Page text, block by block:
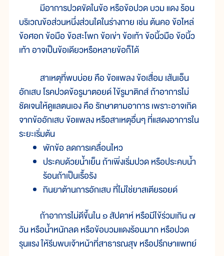
มีอาการปวดขัดในข้อ หรือข้อปวด บวม แดง ร้อน
บริเวณข้อส่วนหนึ่งส่วนใดในร่างกาย เช่น ต้นคอ ข้อไหล่
ข้อศอก ข้อมือ ข้อสะโพก ข้อเข่า ข้อเท้า ข้อนิ้วมือ ข้อนิ้ว
เท้า อาจเป็นข้อเดียวหรือหลายข้อก็ได้
สาเหตุที่พบบ่อย คือ ข้อแพลง ข้อเสื่อม เส้นเอ็น
อักเสบ โรคปวดข้อรูมาตอยด์ ไข้รูมาติกส์ ถ้าอาการไม่
ชัดเจนให้ดูแลตนเอง คือ รักษาตามอาการ เพราะอาจเกิด
จากข้ออักเสบ ข้อแพลง หรือสาเหตุอื่นๆ ที่แสดงอาการใน
ระยะเริ่มต้น
พักข้อ ลดการเคลื่อนไหว
ประคบด้วยน้ำเย็น ถ้าเพิ่งเริ่มปวด หรือประคบน้ำ
ร้อนถ้าเป็นเรื้อรัง
กินยาต้านการอักเสบ ที่ไม่ใช่ยาสเตียรอยด์
ถ้าอาการไม่ดีขึ้นใน ๑ สัปดาห์ หรือมีไข้ร่วมเกิน ๗
วัน หรือน้ำหนักลด หรือข้อบวมแดงร้อนมาก หรือปวด
รุนแรง ให้รีบพบเจ้าหน้าที่สาธารณสุข หรือปรึกษาแพทย์